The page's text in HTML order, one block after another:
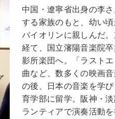
中国・遼寧省出身の李
する家族のもと、幼い頃
バイオリンに親しんだ
経て、国立瀋陽音楽院
影所楽団へ。「ラスト
曲など、数多くの映画
の後、日本の音楽を学
育学部に留学。阪神・
ランティアで演奏活動